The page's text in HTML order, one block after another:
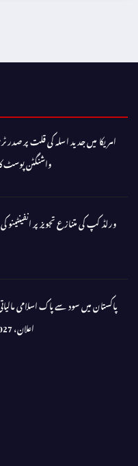
امریکا میں جدید اسلہ کی قلت پر
واشنگٹن پوسٹ
ورلڈ کپ کی متنازع تجویز پر
پاکستان میں سود سے پاک اسلامی
اعلان، 2027ء کا ہدف اور تکنیکی اصلاحات